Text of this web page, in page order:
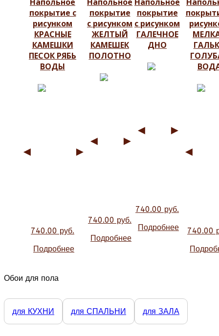
покрытие с
рисунком
КРАСНЫЕ
КАМЕШКИ
ПЕСОК РЯБЬ
ВОДЫ
◄ ►
740.00 руб.
Подробнее
покрытие
с рисунком
ЖЕЛТЫЙ
КАМЕШЕК
ПОЛОТНО
◄ ►
740.00 руб.
Подробнее
покрытие
с рисунком
ГАЛЕЧНОЕ
ДНО
◄ ►
740.00 руб.
Подробнее
◄
740.00
Обои для пола
для КУХНИ для СПАЛЬНИ для ЗАЛА